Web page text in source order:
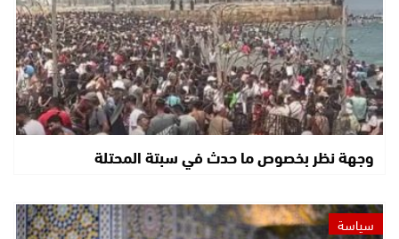
وجهة نظر بخصوص ما حدث في سبتة المحتلة
سياسة